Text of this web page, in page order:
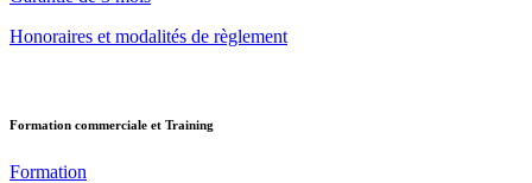
Honoraires et modalités de règlement
Formation commerciale et Training
Formation